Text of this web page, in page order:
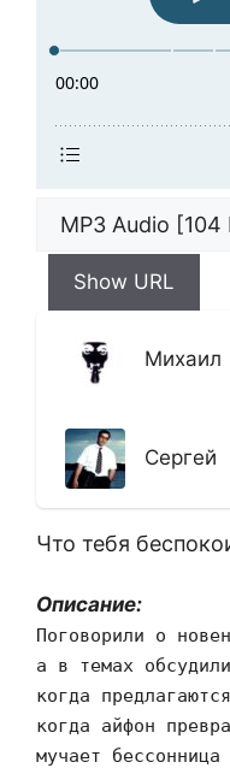
Show URL
Михаил
Сергей
Что тебя
Описание:
Поговорили о
а в темах
когда
когда айфон
мучает